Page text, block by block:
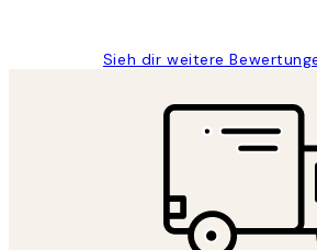
Sieh dir weitere